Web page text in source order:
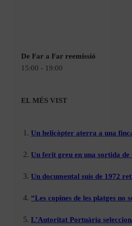
De Far a Far reemissió
15:00 - 19:00
EL MÉS VIST
Un helicòpter aterra a una
Un ferit greu en una sortida
Un documental suís de 1972
“Les copines de les platges
L’Autoritat Portuària